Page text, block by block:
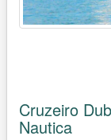
Cruzeiro
Nautica